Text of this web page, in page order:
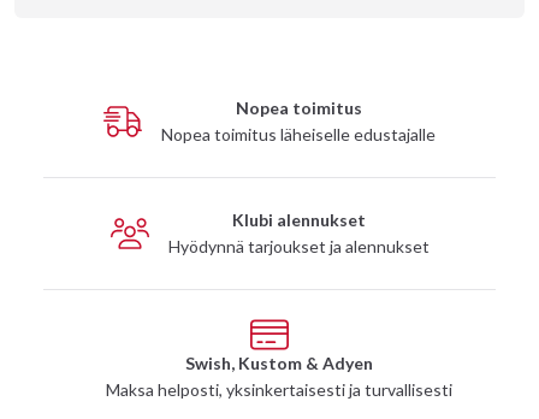
Nopea toimitus
Nopea toimitus läheiselle edustajalle
Klubi alennukset
Hyödynnä tarjoukset ja alennukset
Swish, Kustom & Adyen
Maksa helposti, yksinkertaisesti ja turvallisesti